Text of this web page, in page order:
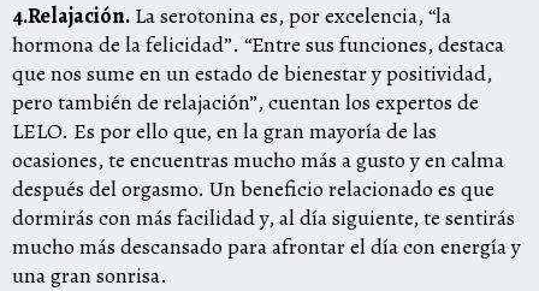
4.Relajación. La serotonina es, por excelencia, “la
hormona de la felicidad”. “Entre sus funciones, destaca
que nos sume en un estado de bienestar y positividad,
pero también de relajación”, cuentan los expertos de
LELO. Es por ello que, en la gran mayoría de las
ocasiones, te encuentras mucho más a gusto y en calma
después del orgasmo. Un beneficio relacionado es que
dormirás con más facilidad y, al día siguiente, te sentirás
mucho más descansado para afrontar el día con energía y
una gran sonrisa.